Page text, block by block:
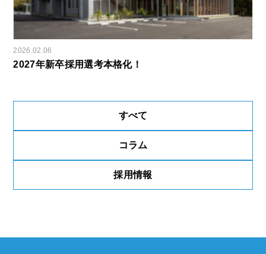
2026.02.06
2027年新卒採用選考本格化！
すべて
コラム
採用情報